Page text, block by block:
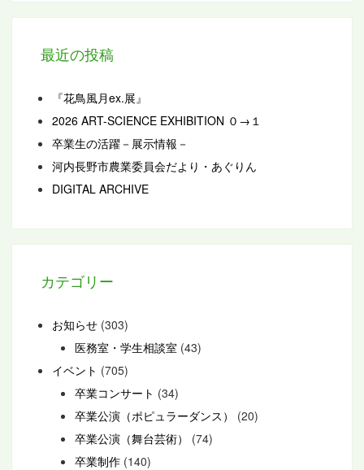
最近の投稿
『花鳥風月ex.展』
2026 ART-SCIENCE EXHIBITION ０→１
卒業生の活躍－展示情報－
河内長野市農業委員会だより・あぐりん
DIGITAL ARCHIVE
カテゴリー
お知らせ (303)
医務室・学生相談室 (43)
イベント (705)
卒業コンサート (34)
卒業公演（ポピュラーダンス）
(20)
卒業公演（舞台芸術）
(74)
卒業制作 (140)